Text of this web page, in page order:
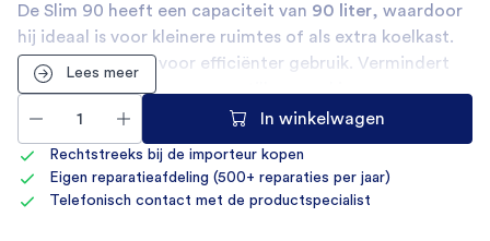
De Slim 90 heeft een capaciteit van 90 liter, waardoor
hij ideaal is voor kleinere ruimtes of als extra koelkast.
Bespaart energie voor efficiënter gebruik. Vermindert
het geluidsniveau voor een stillere werking.
Lees meer
In winkelwagen
Rechtstreeks bij de importeur kopen
Eigen reparatieafdeling (500+ reparaties per jaar)
Telefonisch contact met de productspecialist